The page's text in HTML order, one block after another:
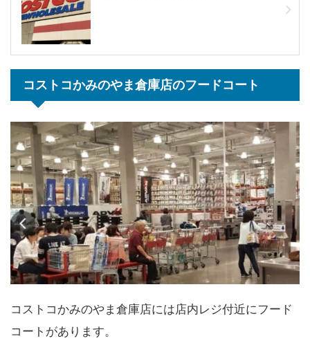
コストコかみのやま倉庫店のフードコート
コストコかみのやま倉庫店には店内レジ付近にフード
コートがあります。